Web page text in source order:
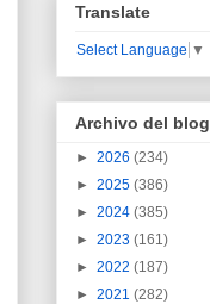
Translate
Select Language ▼
Archivo del blog
► 2026 (234)
► 2025 (386)
► 2024 (385)
► 2023 (161)
► 2022 (187)
► 2021 (282)